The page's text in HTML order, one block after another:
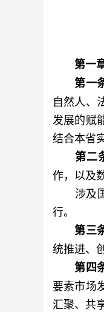
第一
第一
自然人、
发展的赋
结合本省
第二
作，以及
涉及国
行。
第三
统推进、
第四
要素市场
汇聚、共